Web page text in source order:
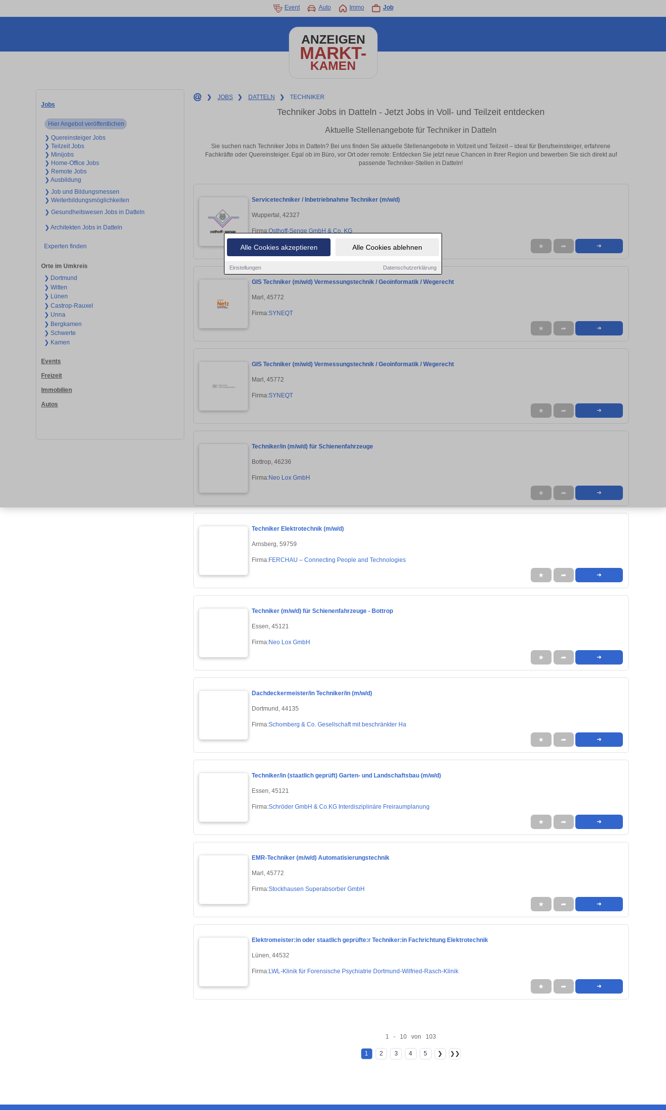
Alle Cookies akzeptieren Alle Cookies ablehnen
Einstellungen Datenschutzerklärung
Event Auto Immo Job
ANZEIGEN
MARKT-
KAMEN
Jobs
Hier Angebot veröffentlichen
❯ Quereinsteiger Jobs
❯ Teilzeit Jobs
❯ Minijobs
❯ Home-Office Jobs
❯ Remote Jobs
❯ Ausbildung
❯ Job und Bildungsmessen
❯ Weiterbildungsmöglichkeiten
❯ Gesundheitswesen Jobs in Datteln
❯ Architekten Jobs in Datteln
Experten finden
Orte im Umkreis
❯ Dortmund
❯ Witten
❯ Lünen
❯ Castrop-Rauxel
❯ Unna
❯ Bergkamen
❯ Schwerte
❯ Kamen
Events
Freizeit
Immobilien
Autos
❯ JOBS ❯ DATTELN ❯ TECHNIKER
Techniker Jobs in Datteln - Jetzt Jobs in Voll- und Teilzeit entdecken
Aktuelle Stellenangebote für Techniker in Datteln
Sie suchen nach Techniker Jobs in Datteln? Bei uns finden Sie aktuelle Stellenangebote in Vollzeit und Teilzeit – ideal für Berufseinsteiger, erfahrene
Fachkräfte oder Quereinsteiger. Egal ob im Büro, vor Ort oder remote: Entdecken Sie jetzt neue Chancen in Ihrer Region und bewerben Sie sich direkt auf
passende Techniker-Stellen in Datteln!
Servicetechniker / Inbetriebnahme Techniker (m/w/d)
Wuppertal, 42327
Firma:Osthoff-Senge GmbH & Co. KG
★ ➦ ➜
GIS Techniker (m/w/d) Vermessungstechnik / Geoinformatik / Wegerecht
Marl, 45772
Firma:SYNEQT
★ ➦ ➜
GIS Techniker (m/w/d) Vermessungstechnik / Geoinformatik / Wegerecht
Marl, 45772
Firma:SYNEQT
★ ➦ ➜
Techniker/in (m/w/d) für Schienenfahrzeuge
Bottrop, 46236
Firma:Neo Lox GmbH
★ ➦ ➜
Techniker Elektrotechnik (m/w/d)
Arnsberg, 59759
Firma:FERCHAU – Connecting People and Technologies
★ ➦ ➜
Techniker (m/w/d) für Schienenfahrzeuge - Bottrop
Essen, 45121
Firma:Neo Lox GmbH
★ ➦ ➜
Dachdeckermeister/in Techniker/in (m/w/d)
Dortmund, 44135
Firma:Schomberg & Co. Gesellschaft mit beschränkter Ha
★ ➦ ➜
Techniker/in (staatlich geprüft) Garten- und Landschaftsbau (m/w/d)
Essen, 45121
Firma:Schröder GmbH & Co.KG Interdisziplinäre Freiraumplanung
★ ➦ ➜
EMR-Techniker (m/w/d) Automatisierungstechnik
Marl, 45772
Firma:Stockhausen Superabsorber GmbH
★ ➦ ➜
Elektromeister:in oder staatlich geprüfte:r Techniker:in Fachrichtung Elektrotechnik
Lünen, 44532
Firma:LWL-Klinik für Forensische Psychiatrie Dortmund-Wilfried-Rasch-Klinik
★ ➦ ➜
1 - 10 von 103
1 2 3 4 5 ❯ ❯❯